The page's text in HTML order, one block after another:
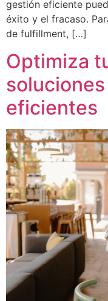
gestión eficiente
éxito y el fracaso.
de fulfillment, […]
Optimiza
eficientes